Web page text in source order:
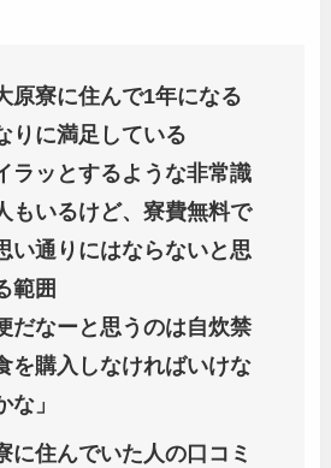
原寮に住んで1年になる
りに満足している
ラッとするような非常識
もいるけど、寮費無料で
い通りにはならないと思
範囲
だなーと思うのは自炊禁
を購入しなければいけな
な」
に住んでいた人の口コミ